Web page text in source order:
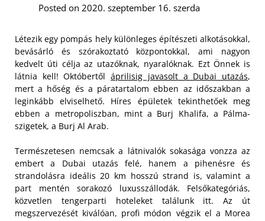
Posted on 2020. szeptember 16. szerda
Létezik egy pompás hely különleges építészeti alkotásokkal,
bevásárló és szórakoztató központokkal, ami nagyon
kedvelt úti célja az utazóknak, nyaralóknak. Ezt Önnek is
látnia kell! Októbertőláprilisig javasolt a Dubai utazás,
mert a hőség és a páratartalom ebben az időszakban a
leginkább elviselhető. Híres épületek tekinthetőek meg
ebben a metropoliszban, mint a Burj Khalifa, a Pálma-
szigetek, a Burj Al Arab.
Természetesen nemcsak a látnivalók sokasága vonzza az
embert a Dubai utazás felé, hanem a pihenésre és
strandolásra ideális 20 km hosszú strand is, valamint a
part mentén sorakozó luxusszállodák. Felsőkategóriás,
közvetlen tengerparti hoteleket találunk itt. Az út
megszervezését kiválóan, profi módon végzik el a Morea